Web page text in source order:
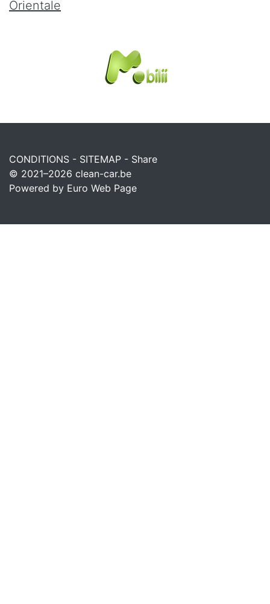
Orientale
CONDITIONS - SITEMAP - Share
© 2021–2026 clean-car.be
Powered by Euro Web Page